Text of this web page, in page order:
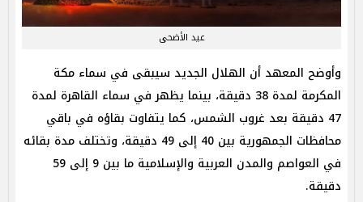
عيد الأضحى
وأوضح المعهد أن الهلال الجديد سيبقى في سماء مكة
المكرمة لمدة 38 دقيقة، بينما يظهر في سماء القاهرة لمدة
47 دقيقة بعد غروب الشمس، كما يتفاوت بقاؤه في باقي
محافظات الجمهورية بين 40 إلى 49 دقيقة، وتختلف مدة بقائه
في العواصم والمدن العربية والإسلامية ما بين 9 إلى 59
دقيقة.